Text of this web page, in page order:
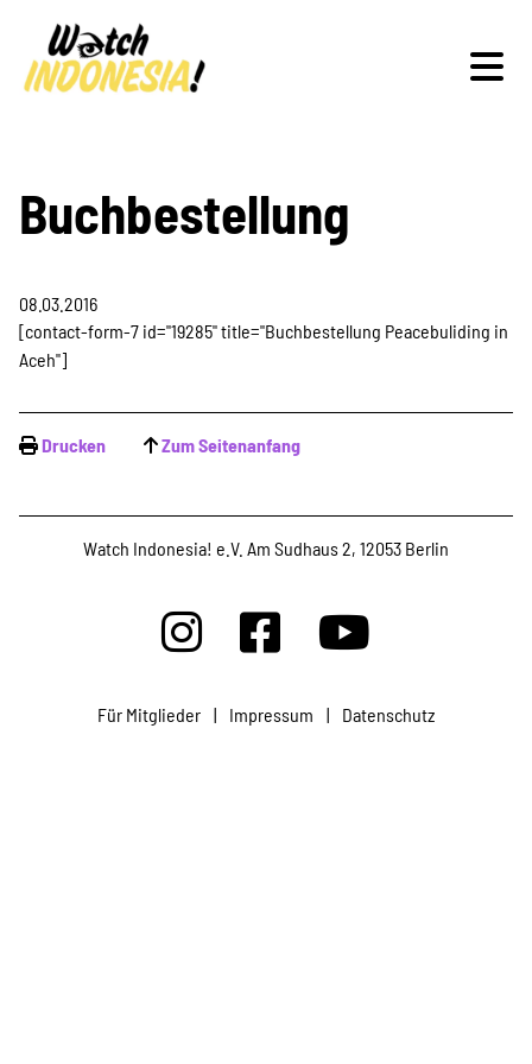
Schwerpunkte
Veranstaltungen
Publikationen
Projekte
Kampagne
Buchbestellung
08.03.2016
[contact-form-7 id="19285" title="Buchbestellung Peacebuliding in
Aceh"]
Drucken Zum Seitenanfang
Watch Indonesia! e.V. Am Sudhaus 2, 12053 Berlin
Für Mitglieder | Impressum | Datenschutz